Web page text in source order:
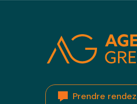
Prendre